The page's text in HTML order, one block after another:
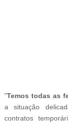
"Temos todas as
a situação
contratos